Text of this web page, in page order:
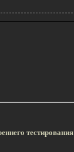
тестирования